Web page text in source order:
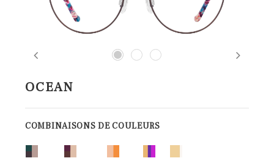
Previous Next
OCEAN
COMBINAISONS DE COULEURS